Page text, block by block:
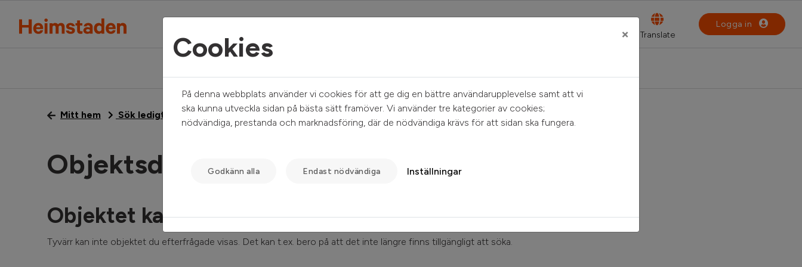
Logga in
Mitt hem Sök ledigt Objektsdetalj
Objektsdetalj
Objektet kan ej visas
Tyvärr kan inte objektet du efterfrågade visas. Det kan t.ex. bero på att det inte längre finns tillgängligt att söka.
Cookies ×
På denna webbplats använder vi cookies för att ge dig en bättre användarupplevelse samt att vi
ska kunna utveckla sidan på bästa sätt framöver. Vi använder tre kategorier av cookies;
nödvändiga, prestanda och marknadsföring, där de nödvändiga krävs för att sidan ska fungera.
Godkänn alla Endast nödvändiga Inställningar